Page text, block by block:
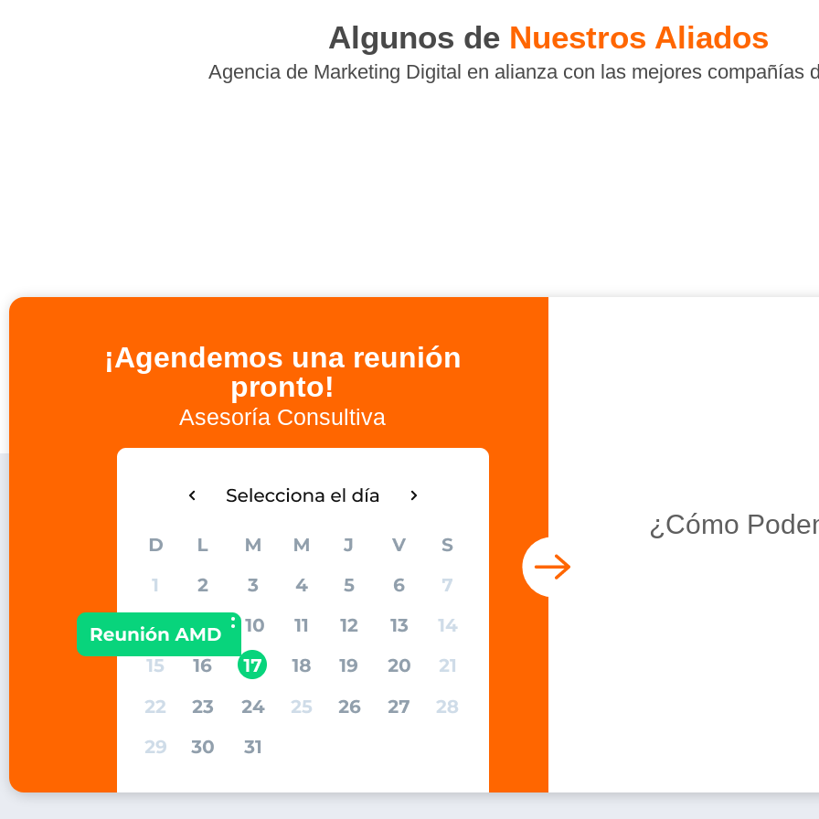
Algunos de Nuestros Aliados
Agencia de Marketing Digital en alianza con las mejores compañías
¡Agendemos una reunión
pronto!
Asesoría Consultiva
¿Cómo